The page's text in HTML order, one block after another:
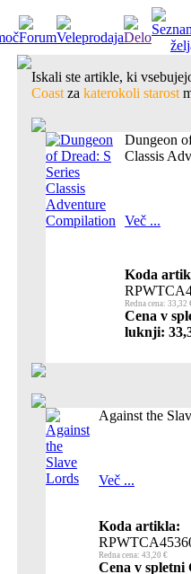
Iskali ste artikle, ki
Coast za katerokoli starost
Dungeon
Classis
Več ...
Koda
Redna cena: 33,32
Cena v
luknji:
Against the
Več ...
Koda artikla:
Redna cena: 43,20 €
Cena v spletni